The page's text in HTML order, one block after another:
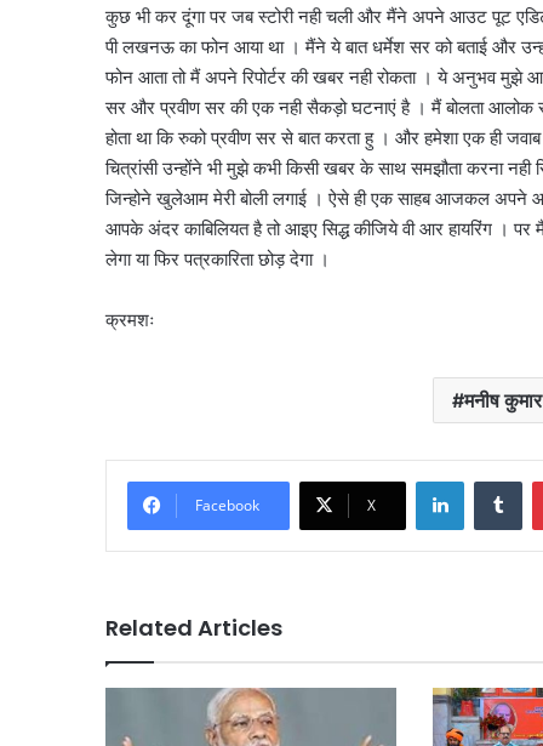
कुछ भी कर दूंगा पर जब स्टोरी नही चली और मैंने अपने आउट पूट
पी लखनऊ का फोन आया था । मैंने ये बात धर्मेश सर को बताई और
फोन आता तो मैं अपने रिपोर्टर की खबर नही रोकता । ये अनुभव मुझे
सर और प्रवीण सर की एक नही सैकड़ो घटनाएं है । मैं बोलता आलोक
होता था कि रुको प्रवीण सर से बात करता हु । और हमेशा एक ही
चित्रांसी उन्होंने भी मुझे कभी किसी खबर के साथ समझौता करना
जिन्होने खुलेआम मेरी बोली लगाई । ऐसे ही एक साहब आजकल अपने
आपके अंदर काबिलियत है तो आइए सिद्ध कीजिये वी आर हायरिंग ।
लेगा या फिर पत्रकारिता छोड़ देगा ।
क्रमशः
मनीष
Facebook X
LinkedIn
Related Articles